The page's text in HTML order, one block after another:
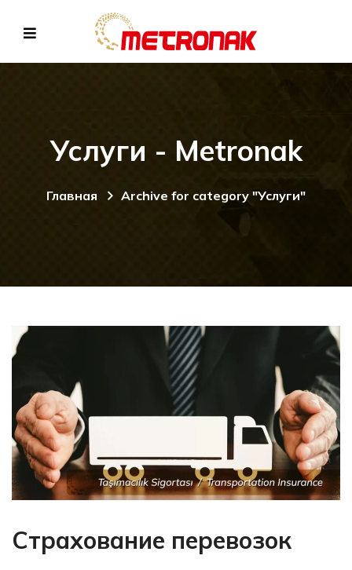
Услуги - Metronak
Главная Archive for category "Услуги"
Страхование перевозок